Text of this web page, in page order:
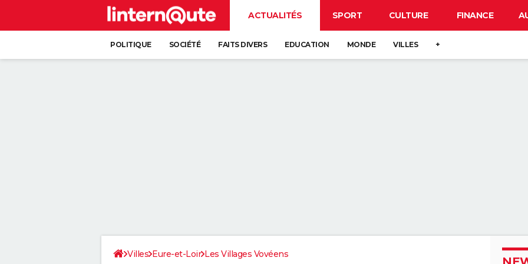
ACTUALITÉS SPORT CULTURE FINANCE
POLITIQUE SOCIÉTÉ FAITS DIVERS EDUCATION MONDE VILLES +
Villes Eure-et-Loir Les Villages Vovéens